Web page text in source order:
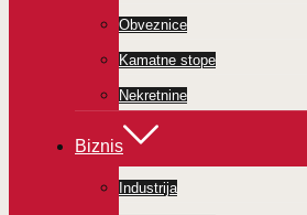
Obveznice
Kamatne stope
Nekretnine
Biznis
Industrija